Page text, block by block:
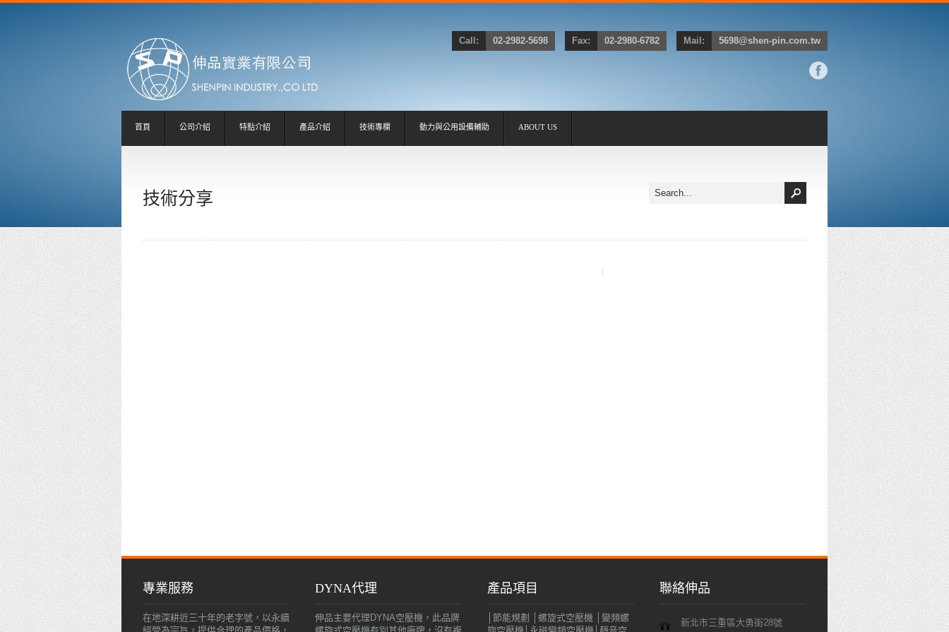
Call: 02-2982-5698 Fax: 02-2980-6782 Mail: 5698@shen-pin.com.tw
首頁 公司介紹 特點介紹 產品介紹 技術專欄 動力與公用設備輔助 ABOUT US
技術分享
專業服務
在地深耕近三十年的老字號，以永續
DYNA代理
伸品主要代理DYNA空壓機，此品牌
產品項目
│節能規劃 │螺旋式空壓機 │變頻螺
聯絡伸品
新北市三重區大勇街28號